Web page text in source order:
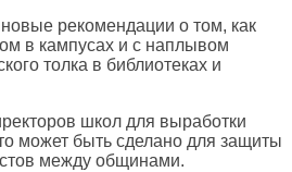
рекомендации о том, как
в кампусах и с наплывом
толка в библиотеках и
школ для выработки
может быть сделано для защиты
между общинами.